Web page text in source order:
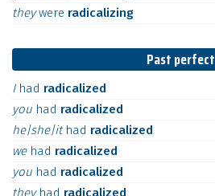
theywere radicalizing
Past perfect
I had radicalized
you had radicalized
he|she|it had radicalized
we had radicalized
you had radicalized
they had radicalized